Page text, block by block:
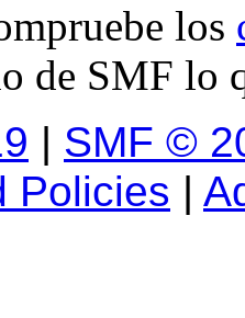
los
de SMF lo
| SMF ©
Policies |